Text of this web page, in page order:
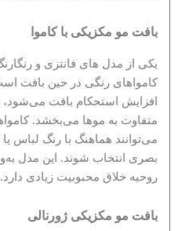
بافت مو مکزیکی با کاموا
یکی از مدل های فانتزی و
کامواهای رنگی در حین بافت
افزایش استحکام بافت
متفاوت به موها می‌بخشد.
می‌توانند هماهنگ با رنگ لباس یا
بصری انتخاب شوند. این مدل
روحیه خلاق محبوبیت زیادی دارد.
بافت مو مکزیکی ژورنالی